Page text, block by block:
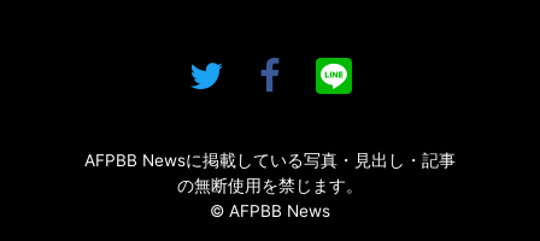
AFPBB Newsに掲載している写真・見出し・記事
の無断使用を禁じます。
© AFPBB News